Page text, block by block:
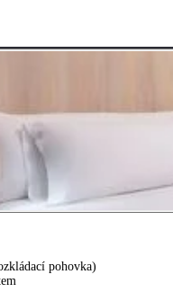
pohovka)